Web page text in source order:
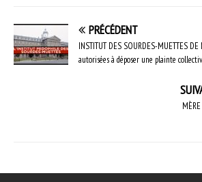
PRÉCÉDENT
INSTITUT DES SOURDES-MUETTES
autorisées à déposer une plainte